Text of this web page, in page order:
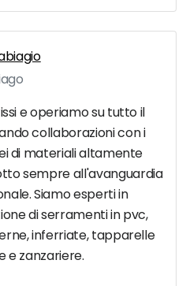
e operiamo su tutto il
collaborazioni con i
di materiali altamente
sempre all'avanguardia
Siamo esperti in
di serramenti in pvc,
inferriate, tapparelle
e zanzariere.